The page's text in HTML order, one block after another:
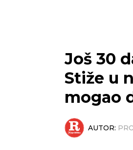
Još 30
Stiže u
mogao
AUTOR: